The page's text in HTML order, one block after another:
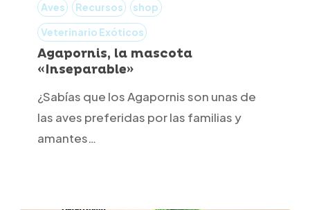
mascota
«Inseparable»
Aves Recursos
shop
Veterinario Exóticos
Agapornis, la mascota
«Inseparable»
¿Sabías que los Agapornis son unas de
las aves preferidas por las familias y
amantes…